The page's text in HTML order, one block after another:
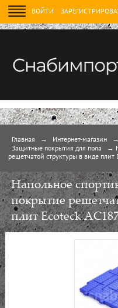
ВОЙТИ
Главная → Интернет-магазин →
Защитные покрытия для пола
→
решетчатой структуры в виде
Напольное
покрытие
плит Ecoteck